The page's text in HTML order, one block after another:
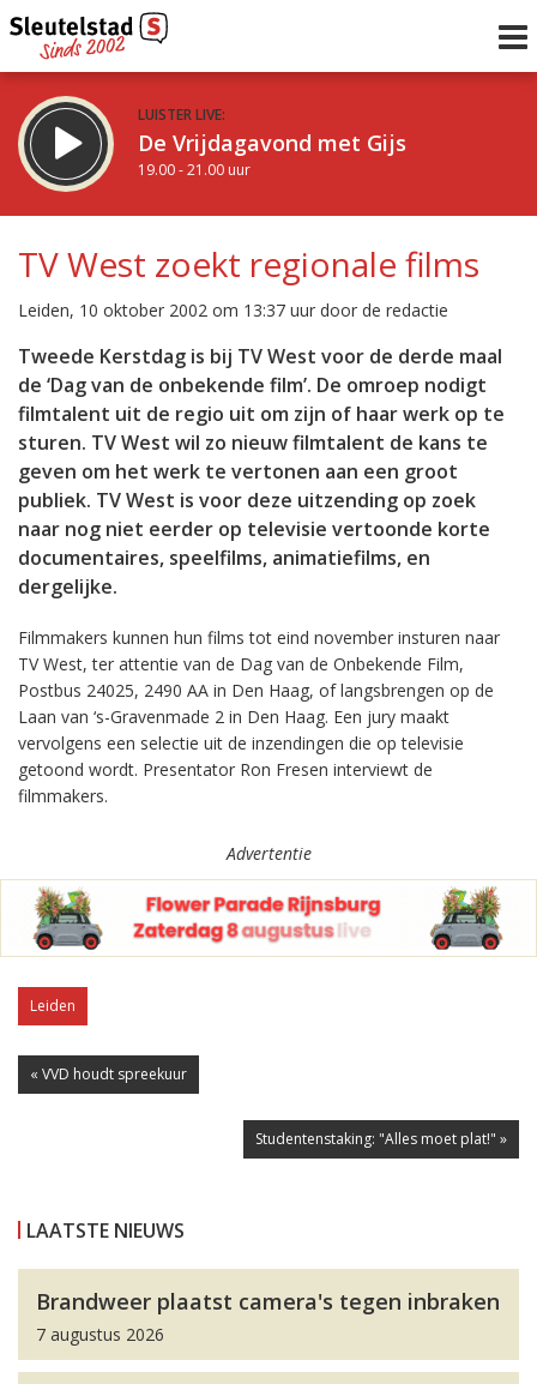
LUISTER LIVE:
De Vrijdagavond met Gijs
19.00 - 21.00 uur
De avond van Sleutelstad
21.00 - 0.00 uur
Vorig uur
Volgend uur
Inklappen
TV West zoekt regionale films
Leiden, 10 oktober 2002 om 13:37 uur door de redactie
Tweede Kerstdag is bij TV West voor de derde maal
de ‘Dag van de onbekende film’. De omroep nodigt
filmtalent uit de regio uit om zijn of haar werk op te
sturen. TV West wil zo nieuw filmtalent de kans te
geven om het werk te vertonen aan een groot
publiek. TV West is voor deze uitzending op zoek
naar nog niet eerder op televisie vertoonde korte
documentaires, speelfilms, animatiefilms, en
dergelijke.
Filmmakers kunnen hun films tot eind november insturen naar
TV West, ter attentie van de Dag van de Onbekende Film,
Postbus 24025, 2490 AA in Den Haag, of langsbrengen op de
Laan van ‘s-Gravenmade 2 in Den Haag. Een jury maakt
vervolgens een selectie uit de inzendingen die op televisie
getoond wordt. Presentator Ron Fresen interviewt de
filmmakers.
Advertentie
Leiden
« VVD houdt spreekuur
Studentenstaking: "Alles moet plat!" »
LAATSTE NIEUWS
Brandweer plaatst camera's tegen inbraken
7 augustus 2026